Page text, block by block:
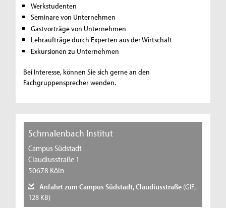
Werkstudenten
Seminare von Unternehmen
Gastvorträge von Unternehmen
Lehraufträge durch Experten aus der Wirtschaft
Exkursionen zu Unternehmen
Bei Interesse, können Sie sich gerne an den
Fachgruppensprecher wenden.
Schmalenbach Institut
Campus Südstadt
Claudiusstraße 1
50678 Köln
Anfahrt zum Campus Südstadt, Claudiusstraße (GIF,
128 KB)